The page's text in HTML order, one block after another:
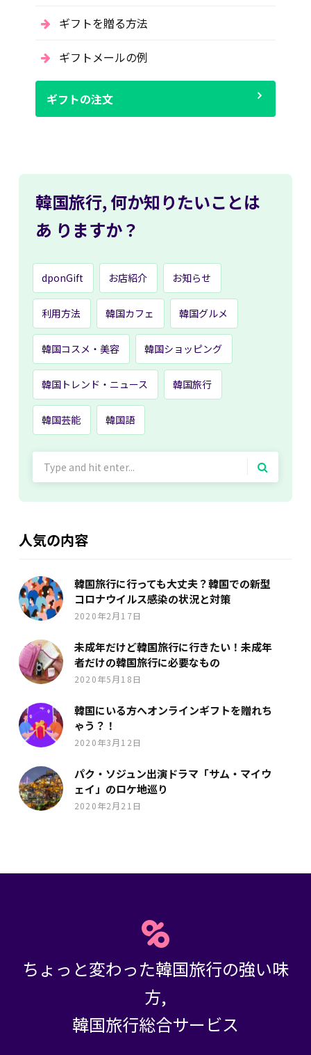
ギフトを贈る方法
ギフトメールの例
ギフトの注文
韓国旅行, 何か知りたいことは
あ りますか？
dponGift お店紹介 お知らせ
利用方法 韓国カフェ 韓国グルメ
韓国コスメ・美容 韓国ショッピング
韓国トレンド・ニュース 韓国旅行
韓国芸能 韓国語
人気の内容
韓国旅行に行っても大丈夫？韓国での新型
コロナウイルス感染の状況と対策
2020年2月17日
未成年だけど韓国旅行に行きたい！未成年
者だけの韓国旅行に必要なもの
2020年5月18日
韓国にいる方へオンラインギフトを贈れち
ゃう？！
2020年3月12日
パク・ソジュン出演ドラマ「サム・マイウ
ェイ」のロケ地巡り
2020年2月21日
ちょっと変わった韓国旅行の強い味
方,
韓国旅行総合サービス